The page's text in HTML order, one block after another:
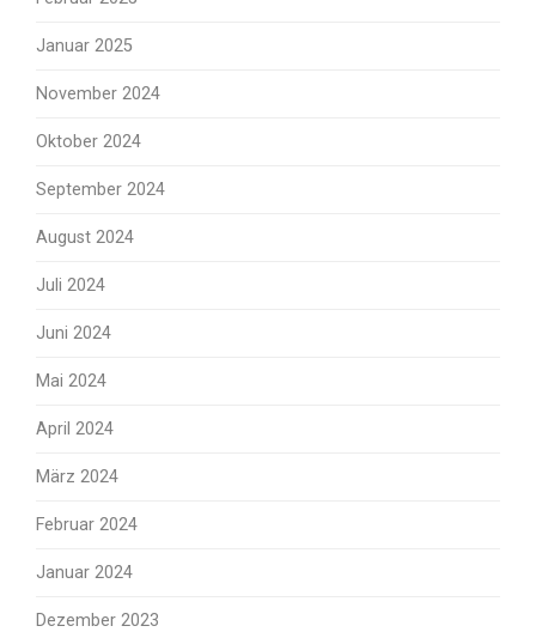
Januar 2025
November 2024
Oktober 2024
September 2024
August 2024
Juli 2024
Juni 2024
Mai 2024
April 2024
März 2024
Februar 2024
Januar 2024
Dezember 2023